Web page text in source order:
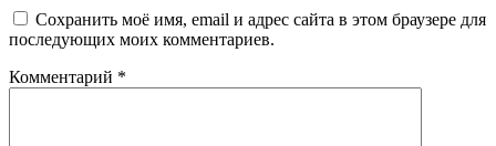
Сохранить моё имя, email и адрес сайта в этом браузере для
последующих моих комментариев.
Комментарий *